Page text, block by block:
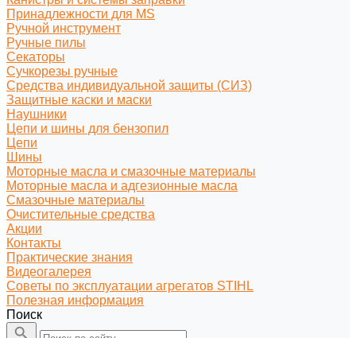
Принадлежности для MS
Ручной инструмент
Ручные пилы
Секаторы
Сучкорезы ручные
Средства индивидуальной защиты (СИЗ)
Защитные каски и маски
Наушники
Цепи и шины для бензопил
Цепи
Шины
Моторные масла и смазочные материалы
Моторные масла и адгезионные масла
Смазочные материалы
Очистительные средства
Акции
Контакты
Практические знания
Видеогалерея
Советы по эксплуатации агрегатов STIHL
Полезная информация
Поиск